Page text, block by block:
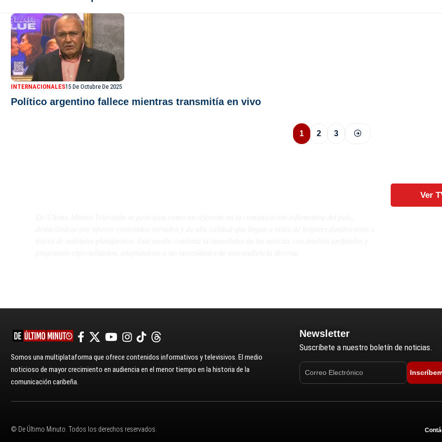
INTERNACIONALES15 De Octubre De 2025
Político argentino fallece mientras transmitía en vivo
1 2 3
Ver
Somos una multiplataforma que ofrece contenidos informativos y televisivos. El medio
noticioso de mayor crecimiento en audiencia en el menor tiempo en la historia de la
comunicación caribeña.
Newsletter
Suscríbete a nuestro boletín de noticias.
© De Último Minuto. Todos los derechos reservados.